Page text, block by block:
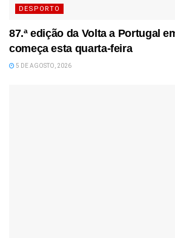
DESPORTO
87.ª edição da Volta a Portugal
começa esta quarta-feira
5 DE AGOSTO, 2026